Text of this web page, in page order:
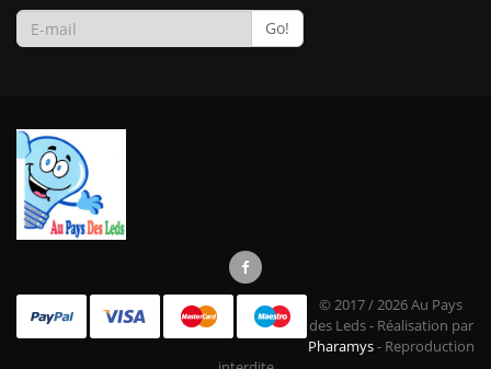
Go!
© 2017 / 2026 Au Pays
des Leds - Réalisation par
Pharamys- Reproduction